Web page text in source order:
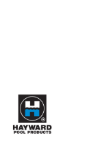
HAYWARD-
LOGO